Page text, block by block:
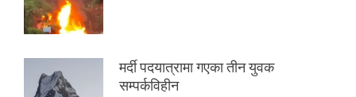
मर्दी पदयात्रामा गएका तीन युवक
सम्पर्कविहीन